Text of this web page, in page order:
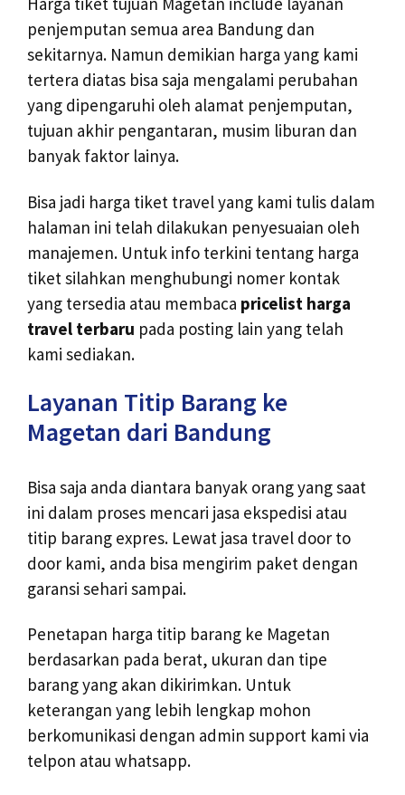
penjemputan semua area Bandung dan
sekitarnya. Namun demikian harga yang kami
tertera diatas bisa saja mengalami perubahan
yang dipengaruhi oleh alamat penjemputan,
tujuan akhir pengantaran, musim liburan dan
banyak faktor lainya.
Bisa jadi harga tiket travel yang kami tulis dalam
halaman ini telah dilakukan penyesuaian oleh
manajemen. Untuk info terkini tentang harga
tiket silahkan menghubungi nomer kontak
yang tersedia atau membaca pricelist harga
travel terbaru pada posting lain yang telah
kami sediakan.
Layanan Titip Barang ke
Magetan dari Bandung
Bisa saja anda diantara banyak orang yang saat
ini dalam proses mencari jasa ekspedisi atau
titip barang expres. Lewat jasa travel door to
door kami, anda bisa mengirim paket dengan
garansi sehari sampai.
Penetapan harga titip barang ke Magetan
berdasarkan pada berat, ukuran dan tipe
barang yang akan dikirimkan. Untuk
keterangan yang lebih lengkap mohon
berkomunikasi dengan admin support kami via
telpon atau whatsapp.